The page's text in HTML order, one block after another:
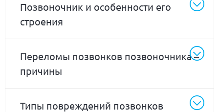
Позвоночник и особенности его
строения
Переломы позвонков позвоночника –
причины
Типы повреждений позвонков